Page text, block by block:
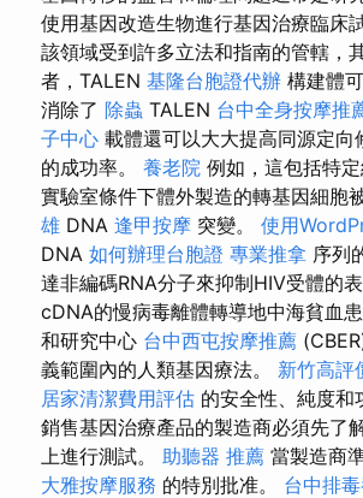
使用基因改造生物進行基因治療臨床
該領域受到許多立法和指南的管轄，
者，TALEN 基隆台胞證代辦 構建體
消除了 除蟲 TALEN 台中全身按摩推
子中心 載體還可以大大提高同源定向
的成功率。 養老院 例如，這包括特
實驗室條件下體外製造的轉基因細胞
雄 DNA 逢甲按摩 突變。 使用
DNA 如何辦理台胞證 專業推拿 序列
達非編碼RNA分子來抑制HIV受體的
cDNA的慢病毒離體轉導地中海貧血
和研究中心 台中西屯按摩推薦
義範圍內的人類基因療法。 新竹高評
居家清潔費用評估 的安全性、純度和
銷售基因治療產品的製造商必須先了
上進行測試。 助聽器 推薦 當製造商
大雅按摩服務 的特別批准。 台中排